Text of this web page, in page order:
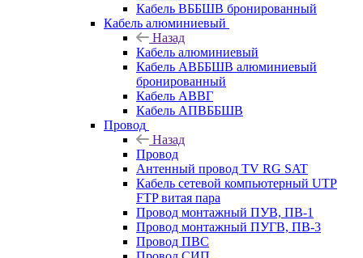
Кабель ВББШВ бронированный
Кабель алюминиевый
Назад
Кабель алюминиевый
Кабель АВББШВ алюминиевый
бронированный
Кабель АВВГ
Кабель АПВББШВ
Провод
Назад
Провод
Антенный провод TV RG SAT
Кабель сетевой компьютерный UTP
FTP витая пара
Провод монтажный ПУВ, ПВ-1
Провод монтажный ПУГВ, ПВ-3
Провод ПВС